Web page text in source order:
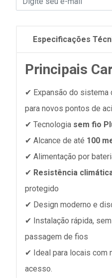
Especificações
Principais
✔ Expansão do sistema
para novos pontos de
✔ Tecnologia sem fio
✔ Alcance de até 100
✔ Alimentação por
✔ Resistência
protegido
✔ Design moderno e
✔ Instalação rápida,
passagem de fios
✔ Ideal para locais com
acesso.